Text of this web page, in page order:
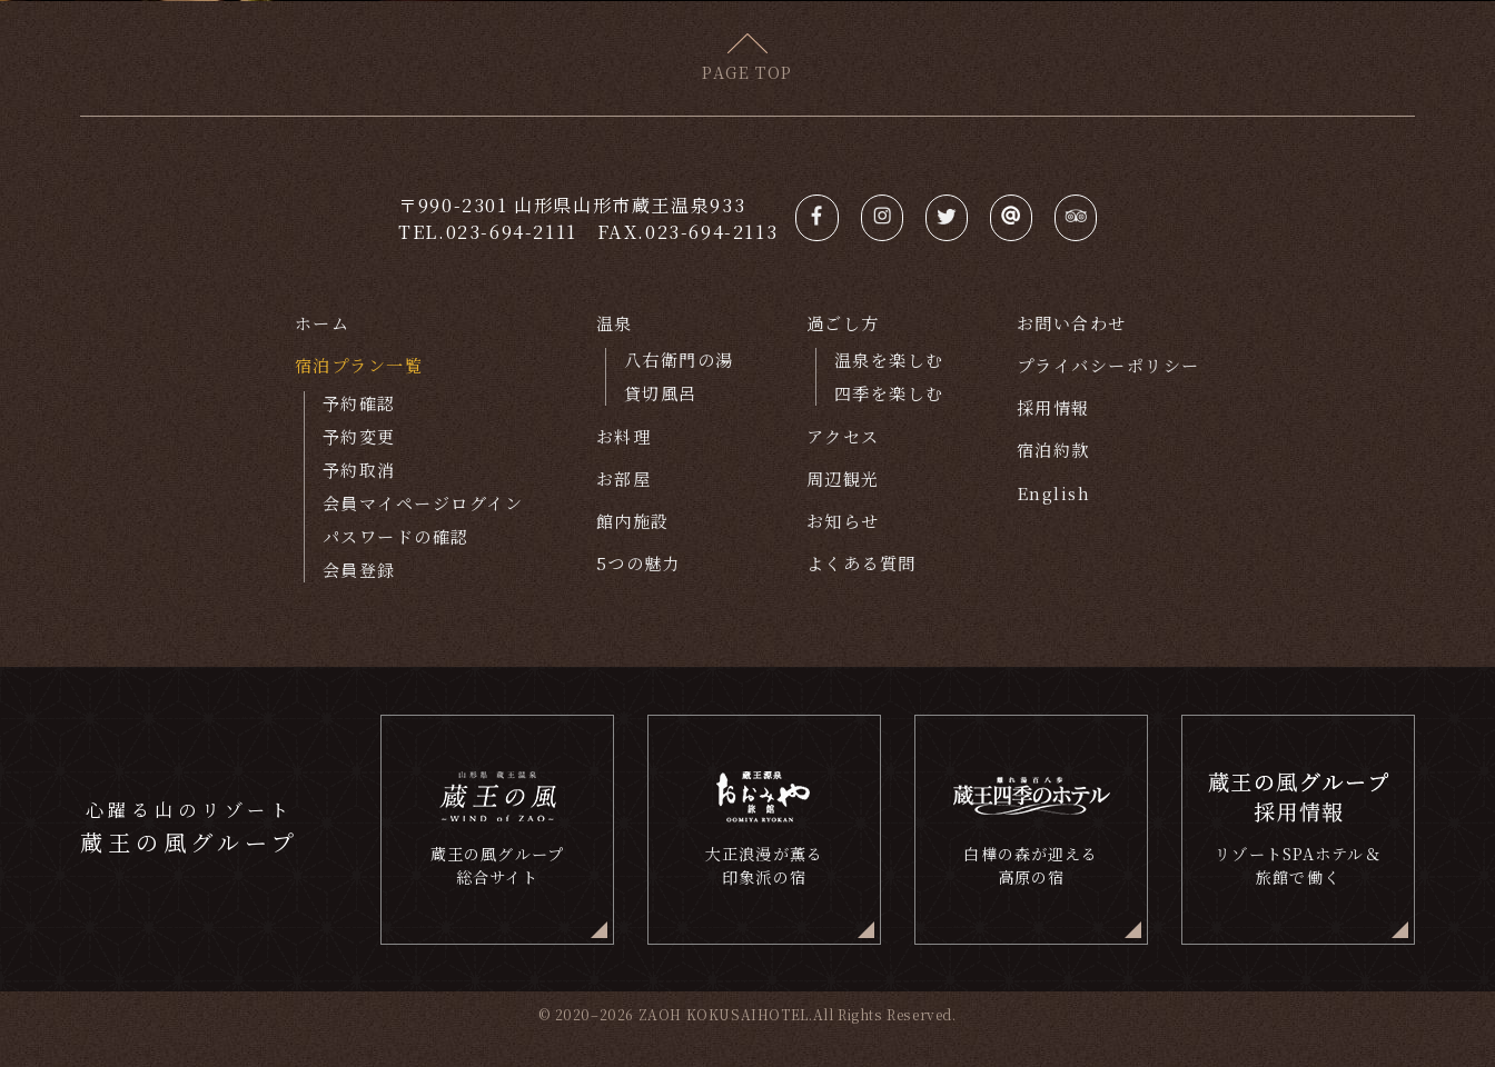
PAGE TOP
〒990-2301 山形県山形市蔵王温泉933
TEL.023-694-2111 FAX.023-694-2113
ホーム
宿泊プラン一覧
予約確認
予約変更
予約取消
会員マイページログイン
パスワードの確認
会員登録
温泉
八右衛門の湯
貸切風呂
お料理
お部屋
館内施設
5つの魅力
過ごし方
温泉を楽しむ
四季を楽しむ
アクセス
周辺観光
お知らせ
よくある質問
お問い合わせ
プライバシーポリシー
採用情報
宿泊約款
English
心躍る山のリゾート
蔵王の風グループ
蔵王の風グループ
総合サイト
大正浪漫が薫る
印象派の宿
白樺の森が迎える
高原の宿
リゾートSPAホテル＆
旅館で働く
© 2020–2026 ZAOH KOKUSAIHOTEL.All Rights Reserved.